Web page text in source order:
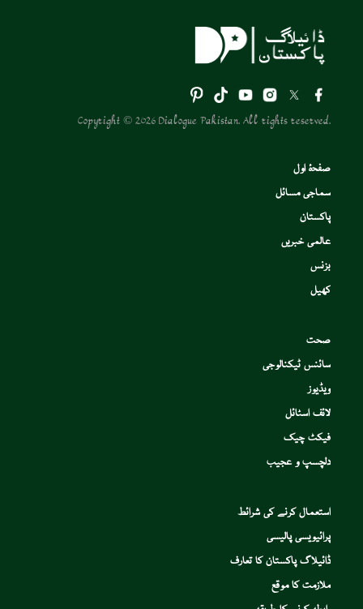
Copyright © 2026 Dialogue Pakistan. All rights reserved.
صفحۂ اول
سماجی مسائل
پاکستان
عالمی خبریں
بزنس
کھیل
صحت
سائنس ٹیکنالوجی
ویڈیوز
لائف اسٹائل
فیکٹ چیک
دلچسپ و عجیب
استعمال کرنے کی شرائط
پرائیویسی پالیسی
ڈائیلاگ پاکستان کا تعارف
ملازمت کا موقع